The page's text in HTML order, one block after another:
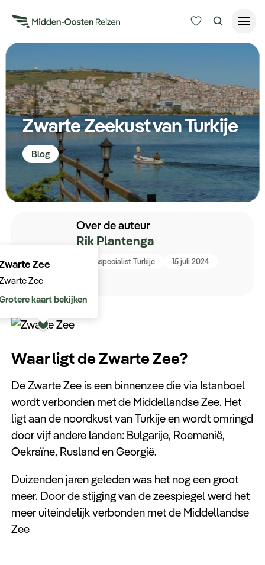
Alle bestemmingen
Type Reizen
Inspiratie
Meer
Budget
Zoeken
Zwarte Zeekust van Turkije
Blog
Over de auteur
Rik Plantenga
Reisspecialist Turkije 15 juli 2024
Lees meer
Zee
Zee
kaart bekijken
Waar ligt de Zwarte Zee?
De Zwarte Zee is een binnenzee die via Istanboel
wordt verbonden met de Middellandse Zee. Het
ligt aan de noordkust van Turkije en wordt omringd
door vijf andere landen: Bulgarije, Roemenië,
Oekraïne, Rusland en Georgië.
Duizenden jaren geleden was het nog een groot
meer. Door de stijging van de zeespiegel werd het
meer uiteindelijk verbonden met de Middellandse
Zee